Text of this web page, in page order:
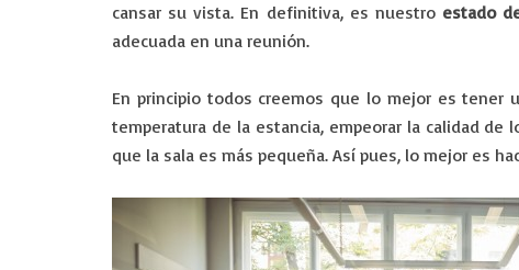
cansar su vista. En definitiva, es nuestro estado
adecuada en una reunión.
En principio todos creemos que lo mejor es tener
temperatura de la estancia, empeorar la calidad
que la sala es más pequeña. Así pues, lo mejor es